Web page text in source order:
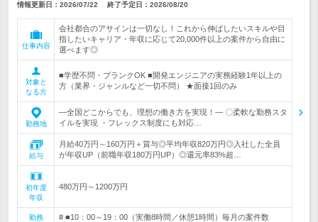
情報更新日：2026/07/22 終了予定日： 2026/08/20
仕事内容
会社都合のアサインは一切なし！これから伸ばしたいスキルや目
指したいキャリア・年収に応じて20,000件以上の案件から自由に
選べます◎
対象と
なる方
■学歴不問・ブランクOK ■開発エンジニアの実務経験1年以上の
方（業界・ジャンルなど一切不問） ★面接1回のみ
勤務地
―全国どこからでも、理想の働き方を実現！― 〇柔軟な勤務スタ
イルを実現 ・フレックス制度にも対応…
給与
月給40万円～160万円＋賞与◎平均年収820万円◎入社した全員
が年収UP（前職年収180万円UP）◎還元率83%超…
初年度
年収
480万円～1200万円
勤務
# ■10：00～19：00（実働8時間／休憩1時間）毎月の案件数